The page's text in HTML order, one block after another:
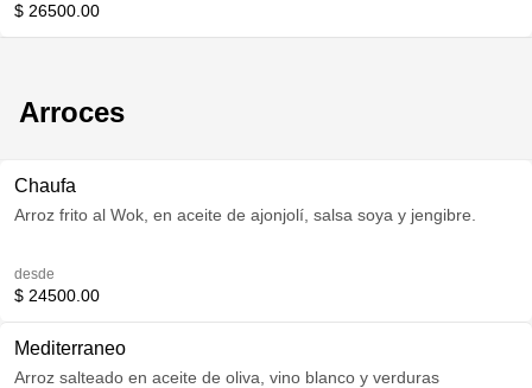
$ 26500.00
Arroces
Chaufa
Arroz frito al Wok, en aceite de ajonjolí, salsa soya y jengibre.
desde
$ 24500.00
Mediterraneo
Arroz salteado en aceite de oliva, vino blanco y verduras